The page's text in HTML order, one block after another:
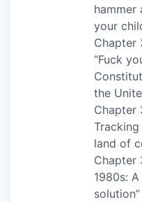
hammer
your
Chapter
“Fuck
the
Chapter
land of
Chapter
1980s:
solution”